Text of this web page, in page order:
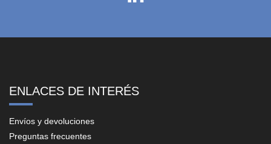
ENLACES DE INTERÉS
Envíos y devoluciones
Preguntas frecuentes